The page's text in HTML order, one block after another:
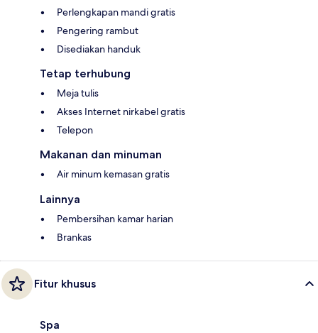
Perlengkapan mandi gratis
Pengering rambut
Disediakan handuk
Tetap terhubung
Meja tulis
Akses Internet nirkabel gratis
Telepon
Makanan dan minuman
Air minum kemasan gratis
Lainnya
Pembersihan kamar harian
Brankas
Fitur khusus
Spa